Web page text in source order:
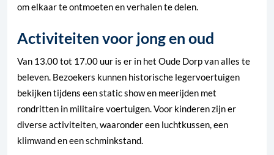
om elkaar te ontmoeten en verhalen te delen.
Activiteiten voor jong en oud
Van 13.00 tot 17.00 uur is er in het Oude Dorp van alles te
beleven. Bezoekers kunnen historische legervoertuigen
bekijken tijdens een static show en meerijden met
rondritten in militaire voertuigen. Voor kinderen zijn er
diverse activiteiten, waaronder een luchtkussen, een
klimwand en een schminkstand.